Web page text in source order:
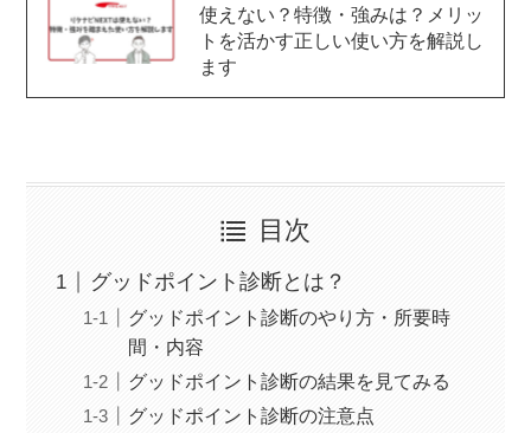
使えない？特徴・強みは？メリッ
トを活かす正しい使い方を解説し
ます
目次
グッドポイント診断とは？
グッドポイント診断のやり方・所要時
間・内容
グッドポイント診断の結果を見てみる
グッドポイント診断の注意点